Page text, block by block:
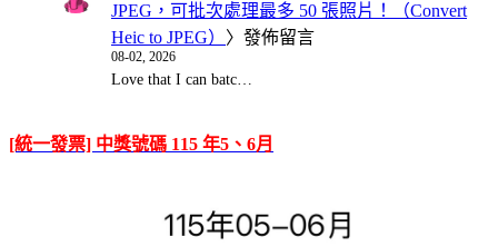
JPEG，可批次處理最多 50 張照片！（Convert
Heic to JPEG） 〉發佈留言
08-02, 2026
Love that I can batc…
[統一發票] 中獎號碼 115 年5、6月